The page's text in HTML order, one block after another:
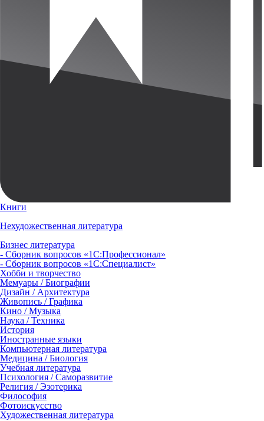
Книги
Нехудожественная литература
Бизнес литература
- Сборник вопросов «1С:Профессионал»
- Сборник вопросов «1С:Специалист»
Хобби и творчество
Мемуары / Биографии
Дизайн / Архитектура
Живопись / Графика
Кино / Музыка
Наука / Техника
История
Иностранные языки
Компьютерная литература
Медицина / Биология
Учебная литература
Психология / Саморазвитие
Религия / Эзотерика
Философия
Фотоискусство
Художественная литература